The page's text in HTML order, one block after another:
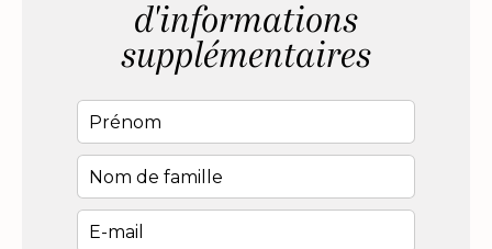
d'informations
supplémentaires